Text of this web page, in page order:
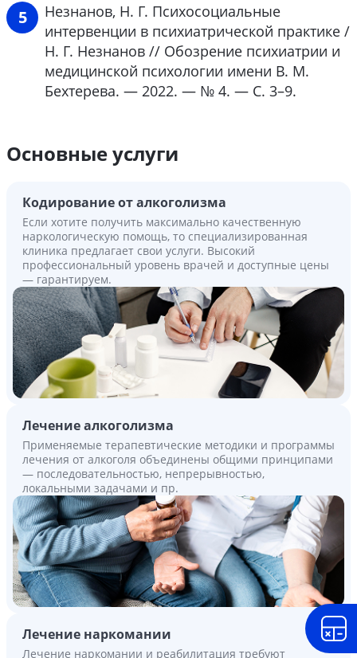
Незнанов, Н. Г. Психосоциальные
интервенции в психиатрической практике /
Н. Г. Незнанов // Обозрение психиатрии и
медицинской психологии имени В. М.
Бехтерева. — 2022. — № 4. — С. 3–9.
Основные услуги
Кодирование от алкоголизма
Если хотите получить максимально качественную
наркологическую помощь, то специализированная
клиника предлагает свои услуги. Высокий
профессиональный уровень врачей и доступные цены
— гарантируем.
Лечение алкоголизма
Применяемые терапевтические методики и программы
лечения от алкоголя объединены общими принципами
— последовательностью, непрерывностью,
локальными задачами и пр.
Лечение наркомании
Лечение наркомании и реабилитация требуют